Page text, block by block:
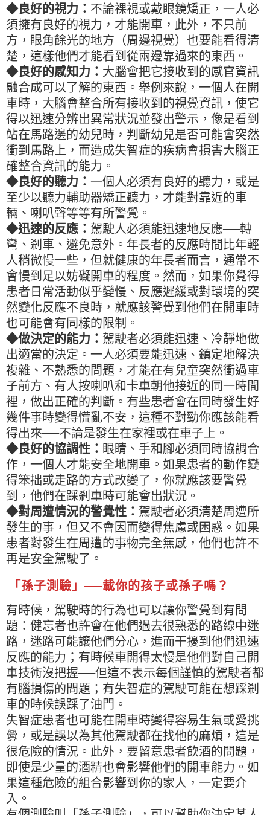
◆良好的視力： 不論裸視或戴眼鏡矯正，一人必
須擁有良好的視力，才能開車，此外，不只前
方，眼角餘光的地方（周邊視覺）也要能看得清
楚，這樣他們才能看到從兩邊靠過來的東西。
◆良好的感知力： 大腦會把它接收到的感官資訊
融合成可以了解的東西。舉例來說，一個人在開
車時，大腦會整合所有接收到的視覺資訊，使它
得以迅速分辨出異常狀況並發出警示，像是看到
站在馬路邊的幼兒時，判斷幼兒是否可能會突然
衝到馬路上，而造成失智症的疾病會損害大腦正
確整合資訊的能力。
◆良好的聽力： 一個人必須有良好的聽力，或是
至少以聽力輔助器矯正聽力，才能對靠近的車
輛、喇叭聲等等有所警覺。
◆迅速的反應： 駕駛人必須能迅速地反應──轉
彎、剎車、避免意外。年長者的反應時間比年輕
人稍微慢一些，但就健康的年長者而言，通常不
會慢到足以妨礙開車的程度。然而，如果你覺得
患者日常活動似乎變慢、反應遲緩或對環境的突
然變化反應不良時，就應該警覺到他們在開車時
也可能會有同樣的限制。
◆做決定的能力： 駕駛者必須能迅速、冷靜地做
出適當的決定。一人必須要能迅速、鎮定地解決
複雜、不熟悉的問題，才能在有兒童突然衝過車
子前方、有人按喇叭和卡車朝他接近的同一時間
裡，做出正確的判斷。有些患者會在同時發生好
幾件事時變得慌亂不安，這種不對勁你應該能看
得出來──不論是發生在家裡或在車子上。
◆良好的協調性： 眼睛、手和腳必須同時協調合
作，一個人才能安全地開車。如果患者的動作變
得笨拙或走路的方式改變了，你就應該要警覺
到，他們在踩剎車時可能會出狀況。
◆對周遭情況的警覺性： 駕駛者必須清楚周遭所
發生的事，但又不會因而變得焦慮或困惑。如果
患者對發生在周遭的事物完全無感，他們也許不
再是安全駕駛了。
「孫子測驗」──載你的孩子或孫子嗎？
有時候，駕駛時的行為也可以讓你警覺到有問
題：健忘者也許會在他們過去很熟悉的路線中迷
路，迷路可能讓他們分心，進而干擾到他們迅速
反應的能力；有時候車開得太慢是他們對自己開
車技術沒把握──但這不表示每個謹慎的駕駛者都
有腦損傷的問題；有失智症的駕駛可能在想踩剎
車的時候誤踩了油門。
失智症患者也可能在開車時變得容易生氣或愛挑
釁，或是誤以為其他駕駛都在找他的麻煩，這是
很危險的情況。此外，要留意患者飲酒的問題，
即使是少量的酒精也會影響他們的開車能力。如
果這種危險的組合影響到你的家人，一定要介
入。